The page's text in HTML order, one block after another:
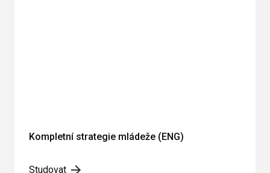
Kompletní strategie mládeže (ENG)
Studovat